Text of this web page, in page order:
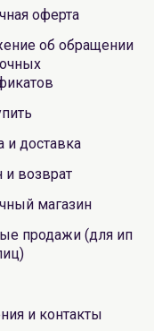
оферта
об обращении
и доставка
и возврат
магазин
продажи (для ип
и контакты